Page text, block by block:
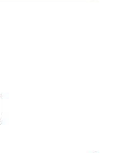
corsi
successiva